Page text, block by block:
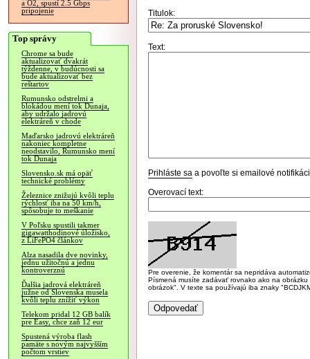
a O2, spustí 2.5 Gbps
pripojenie
Top správy
Chrome sa bude
aktualizovať dvakrát
týždenne, v budúcnosti sa
bude aktualizovať bez
reštartov
Rumunsko odstrelmi a
blokádou mení tok Dunaja,
aby udržalo jadrovú
elektráreň v chode
Maďarsko jadrovú elektráreň
nakoniec kompletne
neodstavilo, Rumunsko mení
tok Dunaja
Slovensko.sk má opäť
technické problémy
Železnice znižujú kvôli teplu
rýchlosť iba na 50 km/h,
spôsobuje to meškanie
V Poľsku spustili takmer
gigawatthodinové úložisko,
z LiFePO4 článkov
Alza nasadila dve novinky,
jednu užitočnú a jednu
kontroverznú
Ďalšia jadrová elektráreň
južne od Slovenska musela
kvôli teplu znížiť výkon
Telekom pridal 12 GB balík
pre Easy, chce zaň 12 eur
Spustená výroba flash
pamäte s novým najvyšším
počtom vrstiev
Titulok:
Text:
Prihláste sa a povoľte si emailové
Overovací text:
Pre overenie, že komentár sa nepridáva
Písmená musíte zadávať rovnako ako na
obrázok". V texte sa používajú iba znaky